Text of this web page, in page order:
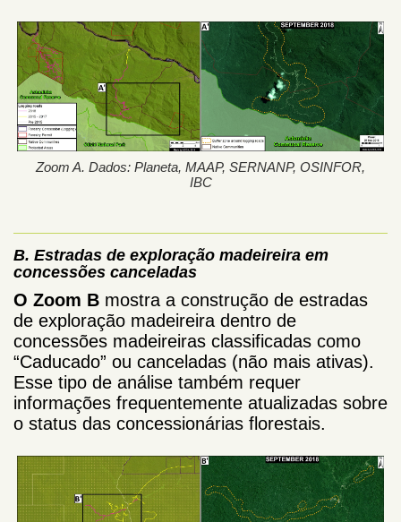
Zoom A. Dados: Planeta, MAAP, SERNANP, OSINFOR,
IBC
B. Estradas de exploração madeireira em
concessões canceladas
O Zoom B mostra a construção de estradas
de exploração madeireira dentro de
concessões madeireiras classificadas como
“Caducado” ou canceladas (não mais ativas).
Esse tipo de análise também requer
informações frequentemente atualizadas sobre
o status das concessionárias florestais.